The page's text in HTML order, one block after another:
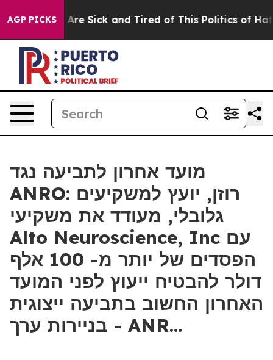
AGP PICKSAre Sick and Tired of This Politics of Hatred”
מועד אחרון לתביעה נגד
ANRO: רוזן, יועץ למשקיעים
גלובלי, מעודד את משקיעי
Alto Neuroscience, Inc עם
הפסדים של יותר מ- 100 אלף
דולר להבטיח ייעוץ לפני המועד
האחרון החשוב בתביעה ייצוגית
בניירות ערך - ANR…